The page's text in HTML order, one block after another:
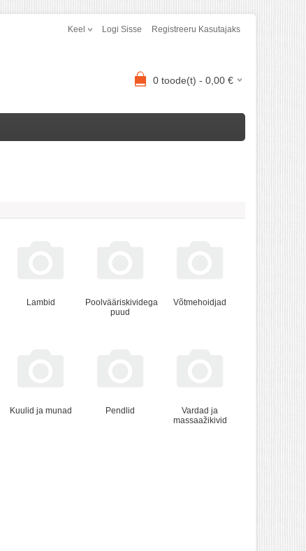
Keel Logi Sisse Registreeru Kasutajaks
0 toode(t) - 0,00 €
Lambid
Poolvääriskividega
puud
Võtmehoidjad
Kuulid ja munad Pendlid
Vardad ja
massaažikivid